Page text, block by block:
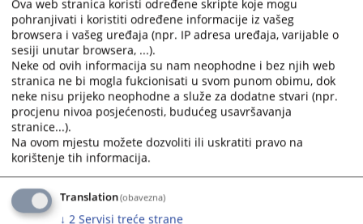
calendar
and
select
a
date.
Press
the
question
mark
key
to
get
calendar
and
select
a
date.
Press
the
question
mark
key
to
get
Službenik za zaštitu ličnih podataka
Službenik za zaštitu ličnih podataka
14.10.2025.
Ova web stranica koristi određene skripte koje mogu
pohranjivati i koristiti određene informacije iz vašeg
browsera i vašeg uređaja (npr. IP adresa uređaja, varijable o
sesiji unutar browsera, ...).
Neke od ovih informacija su nam neophodne i bez njih web
stranica ne bi mogla fukcionisati u svom punom obimu, dok
neke nisu prijeko neophodne a služe za dodatne stvari (npr.
procjenu nivoa posjećenosti, budućeg usavršavanja
stranice...).
Na ovom mjestu možete dozvoliti ili uskratiti pravo na
korištenje tih informacija.
Translation(obavezna)
↓ 2 Servisi treće strane